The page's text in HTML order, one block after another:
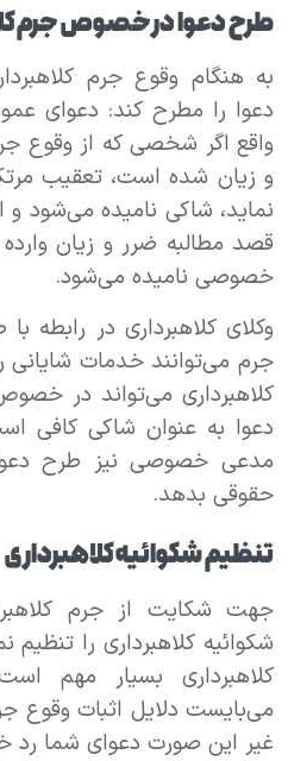
طرح دعوا در خصوص جرم
به هنگام وقوع جرم
دعوا را مطرح کند: دعوای
واقع اگر شخصی که از وقوع
و زیان شده است، تعقیب
نماید، شاکی نامیده می‌شود و
قصد مطالبه ضرر و زیان
خصوصی نامیده می‌شود.
وکلای کلاهبرداری در
جرم می‌توانند خدمات شایانی
کلاهبرداری می‌تواند در
دعوا به عنوان شاکی کافی
مدعی خصوصی نیز طرح
حقوقی بدهد.
تنظیم شکوائیه کلاهبرداری
جهت شکایت از جرم
شکوائیه کلاهبرداری را
کلاهبرداری بسیار مهم
می‌بایست دلایل اثبات وقوع
غیر این صورت دعوای شما رد